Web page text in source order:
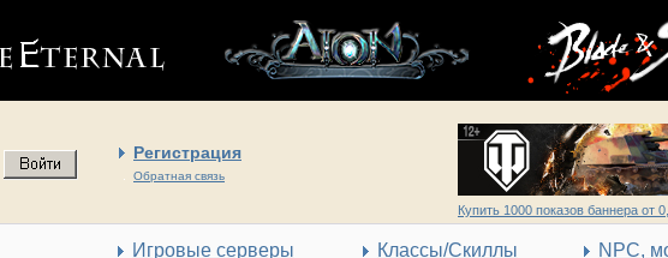
Регистрация
Обратная связь
Купить 1000 показов баннера от
Игровые серверы
Классы/Скиллы
NPC,